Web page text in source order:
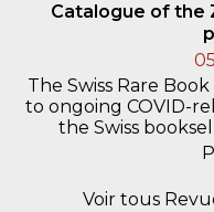
Catalogue of the
The Swiss Rare
to ongoing COVID-
the Swiss
Voir tous